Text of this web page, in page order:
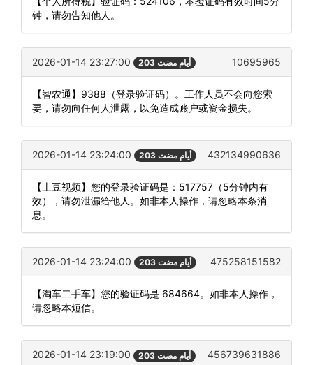
钟，请勿告知他人。
2026-01-14 23:27:00 203 أيام مضت 10695965
【智农通】9388（登录验证码）。工作人员不会向您索
要，请勿向任何人泄露，以免造成账户或资金损失。
2026-01-14 23:24:00 203 أيام مضت 432134990636
【土豆视频】您的登录验证码是：517757（5分钟内有
效），请勿泄漏给他人。如非本人操作，请忽略本条消
息。
2026-01-14 23:24:00 203 أيام مضت 475258151582
【淘车二手车】您的验证码是 684664。如非本人操作，
请忽略本短信。
2026-01-14 23:19:00 203 أيام مضت 456739631886